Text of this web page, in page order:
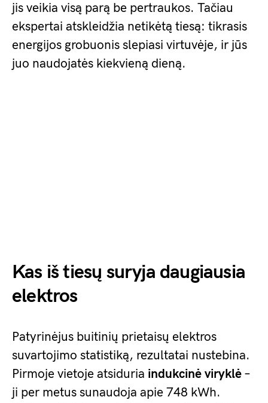
jis veikia visą parą be pertraukos. Tačiau
ekspertai atskleidžia netikėtą tiesą: tikrasis
energijos grobuonis slepiasi virtuvėje, ir jūs
juo naudojatės kiekvieną dieną.
Kas iš tiesų suryja daugiausia
elektros
Patyrinėjus buitinių prietaisų elektros
suvartojimo statistiką, rezultatai nustebina.
Pirmoje vietoje atsiduria indukcinė viryklė –
ji per metus sunaudoja apie 748 kWh.